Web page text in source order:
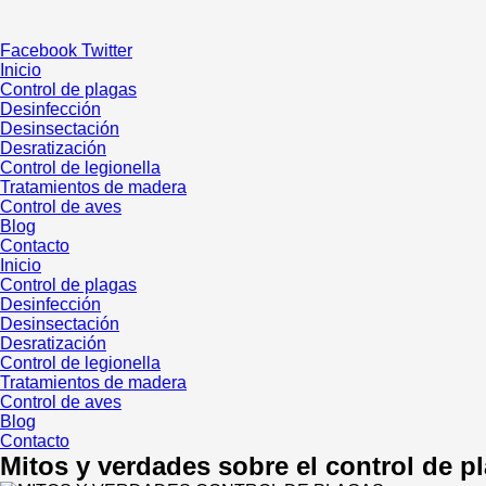
al
contenido
Facebook Twitter
Inicio
Control de plagas
Desinfección
Desinsectación
Desratización
Control de legionella
Tratamientos de madera
Control de aves
Blog
Contacto
Inicio
Control de plagas
Desinfección
Desinsectación
Desratización
Control de legionella
Tratamientos de madera
Control de aves
Blog
Contacto
Mitos y verdades sobre el control de